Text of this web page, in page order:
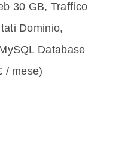
30 GB, Traffico
Dominio,
Database
/ mese)